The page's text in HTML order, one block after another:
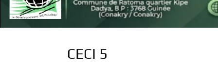
CECI 5